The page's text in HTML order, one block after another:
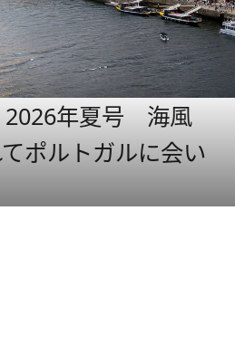
2026年夏号 海風
ポルトガルに会い